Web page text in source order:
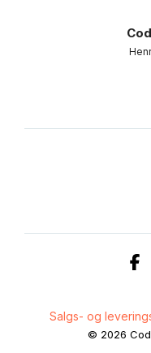
Salgs- og
© 2026